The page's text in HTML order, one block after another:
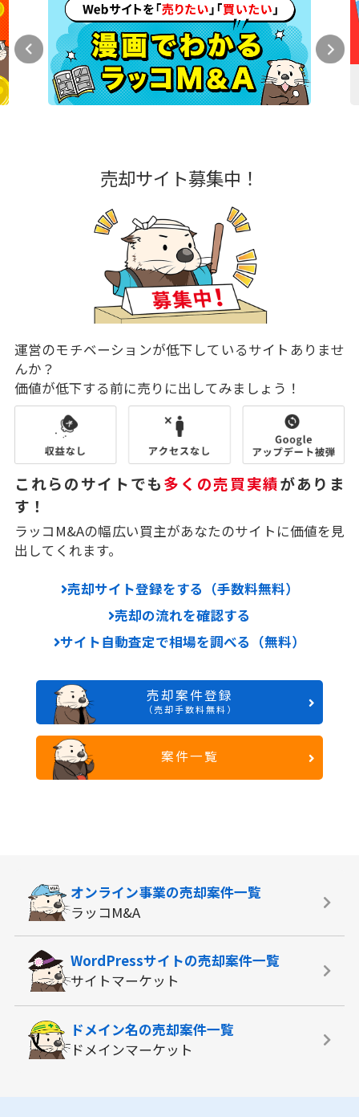
売却サイト募集中！
運営のモチベーションが低下しているサイトありませ
んか？
価値が低下する前に売りに出してみましょう！
これらのサイトでも多くの売買実績がありま
す！
ラッコM&Aの幅広い買主があなたのサイトに価値を見
出してくれます。
売却サイト登録をする（手数料無料）
売却の流れを確認する
サイト自動査定で相場を調べる（無料）
売却案件登録
（売却手数料無料）
案件一覧
オンライン事業の売却案件一覧
ラッコM&A
WordPressサイトの売却案件一覧
サイトマーケット
ドメイン名の売却案件一覧
ドメインマーケット